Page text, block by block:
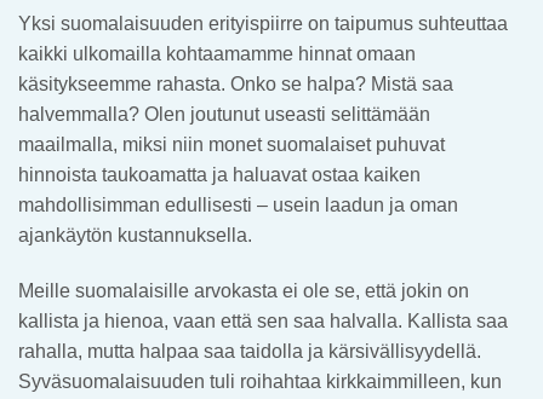
Yksi suomalaisuuden erityispiirre on taipumus suhteuttaa
kaikki ulkomailla kohtaamamme hinnat omaan
käsitykseemme rahasta. Onko se halpa? Mistä saa
halvemmalla? Olen joutunut useasti selittämään
maailmalla, miksi niin monet suomalaiset puhuvat
hinnoista taukoamatta ja haluavat ostaa kaiken
mahdollisimman edullisesti – usein laadun ja oman
ajankäytön kustannuksella.
Meille suomalaisille arvokasta ei ole se, että jokin on
kallista ja hienoa, vaan että sen saa halvalla. Kallista saa
rahalla, mutta halpaa saa taidolla ja kärsivällisyydellä.
Syväsuomalaisuuden tuli roihahtaa kirkkaimmilleen, kun